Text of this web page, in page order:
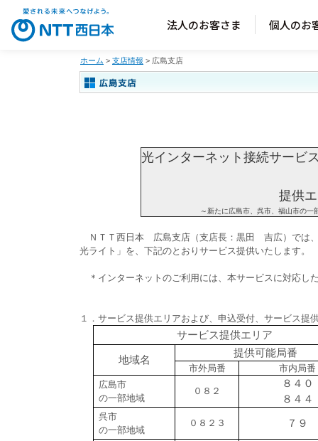
法人のお客さま 個人のお
ホーム > 支店情報 > 広島支店
光インターネット接続サービ
提供
～新たに広島市、呉市、福山市の
ＮＴＴ西日本 広島支店（支店長：黒田 吉広）では
光ライト」を、下記のとおりサービス提供いたします。
＊インターネットのご利用には、本サービスに対応
１．サービス提供エリアおよび、申込受付、サービス提
サービス提供エリア
地域名
提供可能局番
市外局番
市内局番
広島市
の一部地域
０８２
８４０
８４４
呉市
の一部地域
０８２３ ７９